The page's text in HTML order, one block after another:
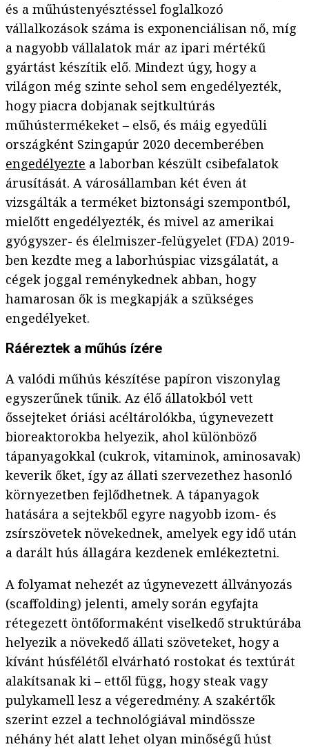
és a műhústenyésztéssel foglalkozó
vállalkozások száma is exponenciálisan nő, míg
a nagyobb vállalatok már az ipari mértékű
gyártást készítik elő. Mindezt úgy, hogy a
világon még szinte sehol sem engedélyezték,
hogy piacra dobjanak sejtkultúrás
műhústermékeket – első, és máig egyedüli
országként Szingapúr 2020 decemberében
engedélyezte a laborban készült csibefalatok
árusítását. A városállamban két éven át
vizsgálták a terméket biztonsági szempontból,
mielőtt engedélyezték, és mivel az amerikai
gyógyszer- és élelmiszer-felügyelet (FDA) 2019-
ben kezdte meg a laborhúspiac vizsgálatát, a
cégek joggal reménykednek abban, hogy
hamarosan ők is megkapják a szükséges
engedélyeket.
Ráéreztek a műhús ízére
A valódi műhús készítése papíron viszonylag
egyszerűnek tűnik. Az élő állatokból vett
őssejteket óriási acéltárolókba, úgynevezett
bioreaktorokba helyezik, ahol különböző
tápanyagokkal (cukrok, vitaminok, aminosavak)
keverik őket, így az állati szervezethez hasonló
környezetben fejlődhetnek. A tápanyagok
hatására a sejtekből egyre nagyobb izom- és
zsírszövetek növekednek, amelyek egy idő után
a darált hús állagára kezdenek emlékeztetni.
A folyamat nehezét az úgynevezett állványozás
(scaffolding) jelenti, amely során egyfajta
rétegezett öntőformaként viselkedő struktúrába
helyezik a növekedő állati szöveteket, hogy a
kívánt húsfélétől elvárható rostokat és textúrát
alakítsanak ki – ettől függ, hogy steak vagy
pulykamell lesz a végeredmény. A szakértők
szerint ezzel a technológiával mindössze
néhány hét alatt lehet olyan minőségű húst